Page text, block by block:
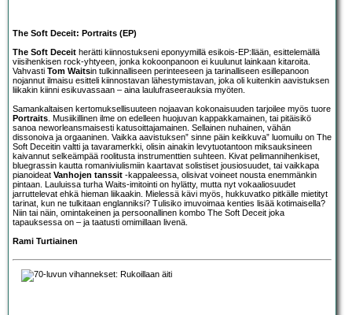
The Soft Deceit: Portraits (EP)
The Soft Deceit herätti kiinnostukseni eponyymillä esikois-EP:llään , esittelemällä
viisihenkisen rock-yhtyeen, jonka kokoonpanoon ei kuulunut lainkaan kitaroita.
Vahvasti Tom Waitsin tulkinnalliseen perinteeseen ja tarinalliseen esillepanoon
nojannut ilmaisu esitteli kiinnostavan lähestymistavan, joka oli kuitenkin aavistuksen
liikakin kiinni esikuvassaan – aina laulufraseerauksia myöten.
Samankaltaisen kertomuksellisuuteen nojaavan kokonaisuuden tarjoilee myös tuore
Portraits . Musiikillinen ilme on edelleen huojuvan kappakkamainen, tai pitäisikö
sanoa neworleansmaisesti katusoittajamainen. Sellainen nuhainen, vähän
dissonoiva ja orgaaninen. Vaikka aavistuksen” sinne päin keikkuva” luomuilu on The
Soft Deceitin valtti ja tavaramerkki, olisin ainakin levytuotantoon miksauksineen
kaivannut selkeämpää roolitusta instrumenttien suhteen. Kivat pelimannihenkiset,
bluegrassin kautta romaniviulismiin kaartavat solistiset jousiosuudet, tai vaikkapa
pianoideat Vanhojen tanssit -kappaleessa, olisivat voineet nousta enemmänkin
pintaan. Lauluissa turha Waits-imitointi on hylätty, mutta nyt vokaaliosuudet
jarruttelevat ehkä hieman liikaakin. Mielessä kävi myös, hukkuvatko pitkälle mietityt
tarinat, kun ne tulkitaan englanniksi? Tulisiko imuvoimaa kenties lisää kotimaisella?
Niin tai näin, omintakeinen ja persoonallinen kombo The Soft Deceit joka
tapauksessa on – ja taatusti omimillaan livenä.
Rami Turtiainen